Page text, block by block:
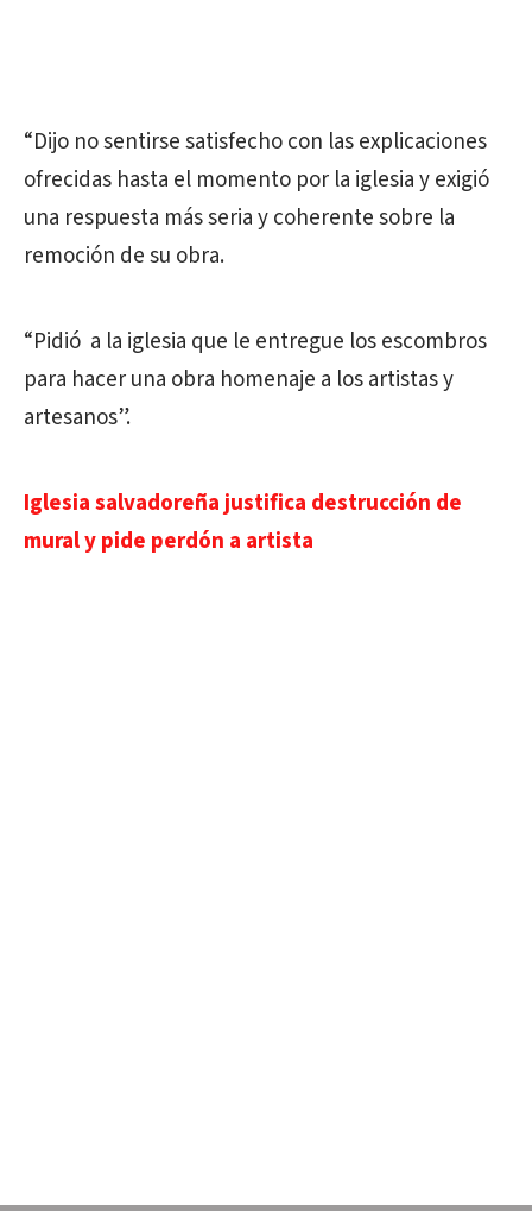
“Dijo no sentirse satisfecho con las explicaciones
ofrecidas hasta el momento por la iglesia y exigió
una respuesta más seria y coherente sobre la
remoción de su obra.
“Pidió a la iglesia que le entregue los escombros
para hacer una obra homenaje a los artistas y
artesanos”.
Iglesia salvadoreña justifica destrucción de
mural y pide perdón a artista